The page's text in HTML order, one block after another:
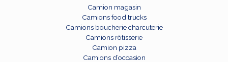
Camion magasin
Camions food trucks
Camions boucherie charcuterie
Camions rôtisserie
Camion pizza
Camions d’occasion